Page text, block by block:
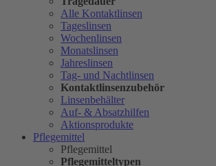
Alle Kontaktlinsen
Tageslinsen
Wochenlinsen
Monatslinsen
Jahreslinsen
Tag- und Nachtlinsen
Kontaktlinsenzubehör
Linsenbehälter
Auf- & Absatzhilfen
Aktionsprodukte
Pflegemittel
Pflegemittel
Pflegemitteltypen